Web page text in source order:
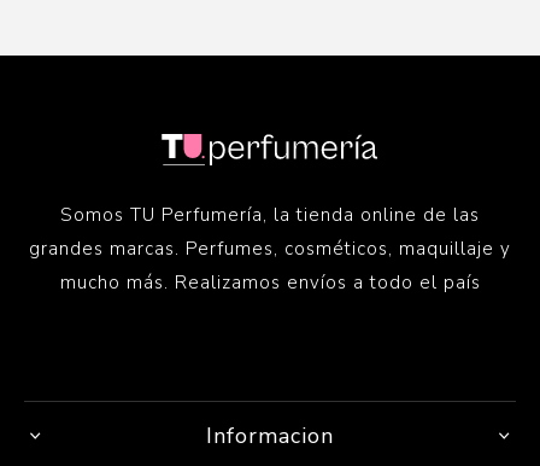
Somos TU Perfumería, la tienda online de las
grandes marcas. Perfumes, cosméticos, maquillaje y
mucho más. Realizamos envíos a todo el país
Informacion